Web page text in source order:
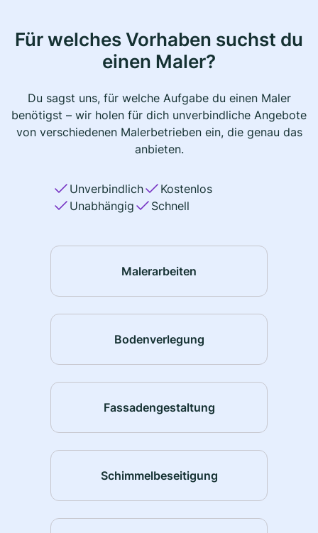
Für welches Vorhaben suchst du
einen Maler?
Du sagst uns, für welche Aufgabe du einen Maler
benötigst – wir holen für dich unverbindliche Angebote
von verschiedenen Malerbetrieben ein, die genau das
anbieten.
Unverbindlich
Kostenlos
Unabhängig
Schnell
Malerarbeiten
Bodenverlegung
Fassadengestaltung
Schimmelbeseitigung